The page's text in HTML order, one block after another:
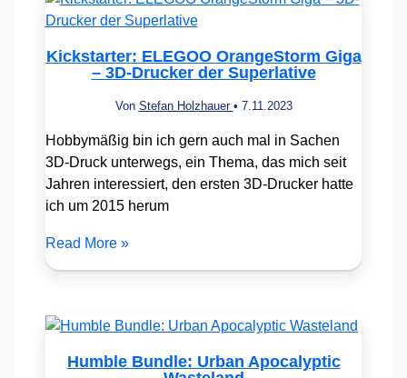
Kickstarter: ELEGOO OrangeStorm Giga
– 3D-Drucker der Superlative
Von Stefan Holzhauer • 7.11.2023
Hobbymäßig bin ich gern auch mal in Sachen
3D-Druck unterwegs, ein Thema, das mich seit
Jahren interessiert, den ersten 3D-Drucker hatte
ich um 2015 herum
Read More »
Humble Bundle: Urban Apocalyptic